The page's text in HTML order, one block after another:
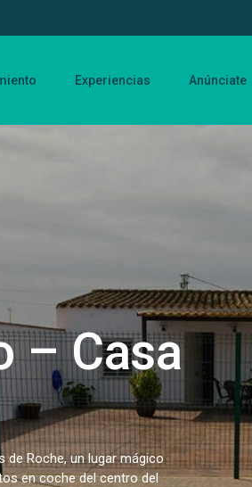
Experiencias Anúnciate
– Casa
de Roche, un lugar mágico
en coche del centro del